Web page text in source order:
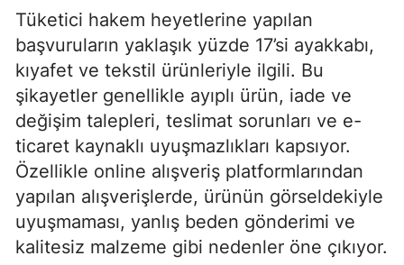
Tüketici hakem heyetlerine yapılan
başvuruların yaklaşık yüzde 17’si ayakkabı,
kıyafet ve tekstil ürünleriyle ilgili. Bu
şikayetler genellikle ayıplı ürün, iade ve
değişim talepleri, teslimat sorunları ve e-
ticaret kaynaklı uyuşmazlıkları kapsıyor.
Özellikle online alışveriş platformlarından
yapılan alışverişlerde, ürünün görseldekiyle
uyuşmaması, yanlış beden gönderimi ve
kalitesiz malzeme gibi nedenler öne çıkıyor.